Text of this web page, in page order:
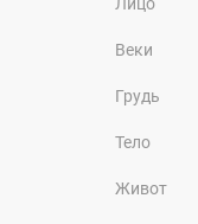
Веки
Грудь
Тело
Живот